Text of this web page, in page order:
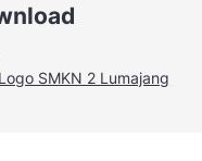
Logo SMKN 2 Lumajang